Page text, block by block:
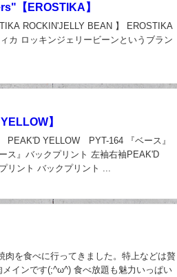
【EROSTIKA】
ROCKIN'JELLY BEAN 】 EROSTIKA
カ ロッキンジェリービーンというブラン
】
PEAK'D YELLOW PYT-164 『ベース』
ス』バックプリント 左袖右袖PEAK'D
ント バックプリント ...
を食べに行ってきました。特上などは贅
インです(;^ω^) 食べ放題も魅力いっぱい